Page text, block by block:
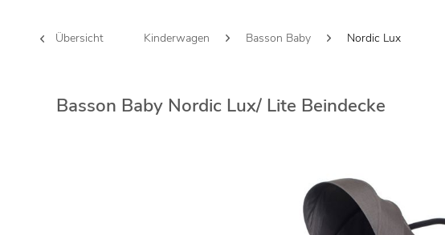
Übersicht Kinderwagen Basson Baby Nordic Lux
Basson Baby Nordic Lux/ Lite Beindecke